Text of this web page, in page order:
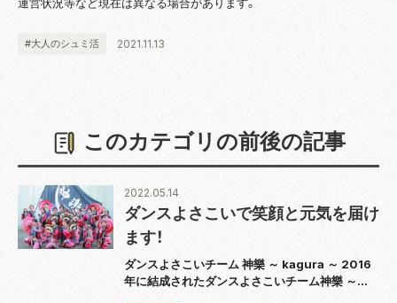
#大人のシュミ活 2021.11.13
このカテゴリの前後の記事
ダンスよさこいで笑顔と元気を届け
ます！
ダンスよさこいチーム 神樂 ～ kagura ～ 2016
年に結成されたダンスよさこいチーム神樂 ～
2022.05.14